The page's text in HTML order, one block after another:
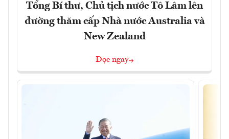
Tổng Bí thư, Chủ tịch nước Tô Lâm lên
đường thăm cấp Nhà nước Australia và
New Zealand
Đọc ngay